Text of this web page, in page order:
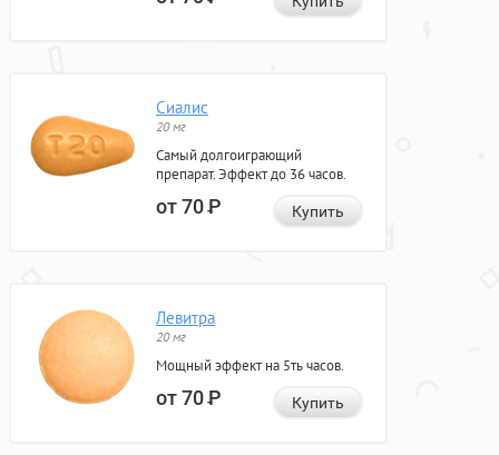
Сиалис
20 мг
Самый долгоиграющий
препарат. Эффект до 36 часов.
от 70Р Купить
Левитра
20 мг
Мощный эффект на 5ть часов.
от 70Р Купить